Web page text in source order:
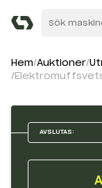
Hem Auktioner
AVSLUTAS: